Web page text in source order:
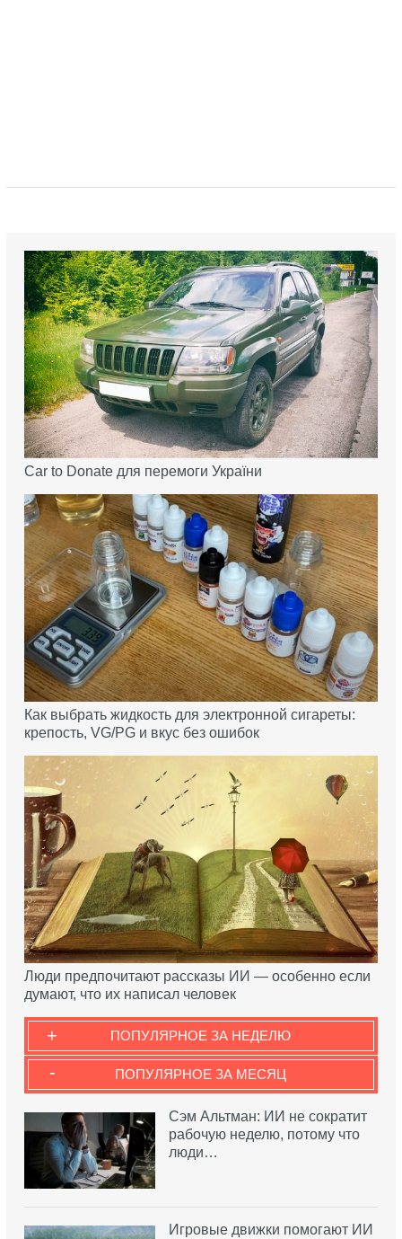
Car to Donate для перемоги України
Как выбрать жидкость для электронной сигареты:
крепость, VG/PG и вкус без ошибок
Люди предпочитают рассказы ИИ — особенно если
думают, что их написал человек
ПОПУЛЯРНОЕ ЗА НЕДЕЛЮ
+
ПОПУЛЯРНОЕ ЗА МЕСЯЦ
-
Сэм Альтман: ИИ не сократит
рабочую неделю, потому что
люди…
Игровые движки помогают ИИ